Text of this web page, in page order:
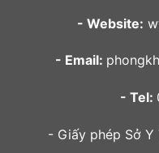
- Website:
- Email:
- Tel:
- Giấy phép Sở Y